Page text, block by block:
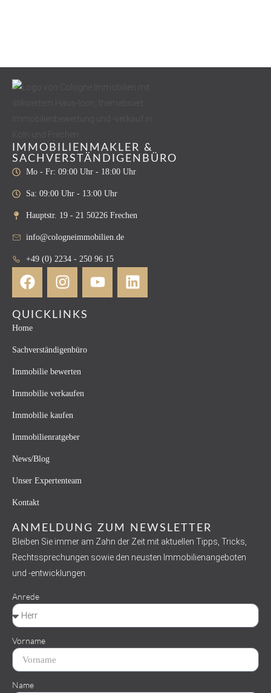
IMMOBILIENMAKLER &
SACHVERSTÄNDIGENBÜRO
Mo - Fr: 09:00 Uhr - 18:00 Uhr
Sa: 09:00 Uhr - 13:00 Uhr
Hauptstr. 19 - 21 50226 Frechen
info@cologneimmobilien.de
+49 (0) 2234 - 250 96 15
QUICKLINKS
Home
Sachverständigenbüro
Immobilie bewerten
Immobilie verkaufen
Immobilie kaufen
Immobilienratgeber
News/Blog
Unser Expertenteam
Kontakt
ANMELDUNG ZUM NEWSLETTER
Bleiben Sie immer am Zahn der Zeit mit aktuellen Tipps, Tricks,
Rechtssprechungen sowie den neusten Immobilienangeboten
und -entwicklungen.
Anrede
Vorname
Name